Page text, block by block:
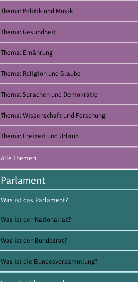
Thema: Politik und Musik
Thema: Gesundheit
Thema: Ernährung
Thema: Religion und Glaube
Thema: Sprachen und Demokratie
Thema: Wissenschaft und Forschung
Thema: Freizeit und Urlaub
Alle Themen
Parlament
Was ist das Parlament?
Was ist der Nationalrat?
Was ist der Bundesrat?
Was ist die Bundesversammlung?